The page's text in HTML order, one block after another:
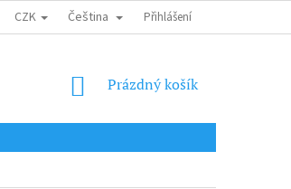
SHIPPING OBCHODNÍ PODMÍNKY
CZK Čeština Přihlášení
NÁKUPNÍ
Prázdný košík